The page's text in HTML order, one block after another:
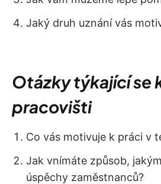
Jaký druh uznání vás
Otázky týkající se
pracovišti
Co vás motivuje k práci v
Jak vnímáte způsob,
úspěchy zaměstnanců?